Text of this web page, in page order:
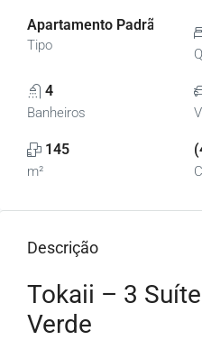
Apartamento Padrão,
Tipo
4
Banheiros
145
m²
Descrição
Tokaii – 3
Verde